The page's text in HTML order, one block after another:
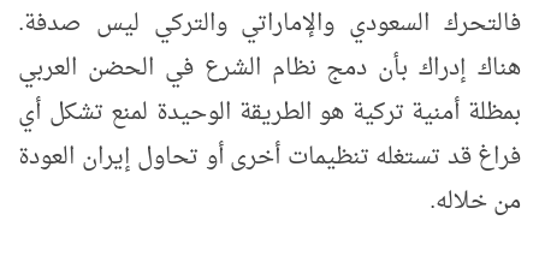
فالتحرك السعودي والإماراتي والتركي ليس صدفة.
هناك إدراك بأن دمج نظام الشرع في الحضن العربي
بمظلة أمنية تركية هو الطريقة الوحيدة لمنع تشكل أي
فراغ قد تستغله تنظيمات أخرى أو تحاول إيران العودة
من خلاله.